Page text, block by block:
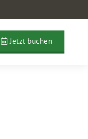
Jetzt buchen